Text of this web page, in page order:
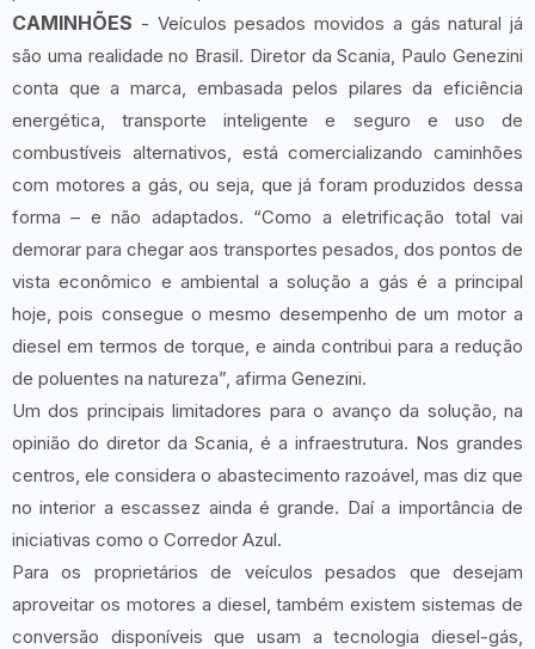
CAMINHÕES - Veículos pesados movidos a gás natural já
são uma realidade no Brasil. Diretor da Scania, Paulo Genezini
conta que a marca, embasada pelos pilares da eficiência
energética, transporte inteligente e seguro e uso de
combustíveis alternativos, está comercializando caminhões
com motores a gás, ou seja, que já foram produzidos dessa
forma – e não adaptados. “Como a eletrificação total vai
demorar para chegar aos transportes pesados, dos pontos de
vista econômico e ambiental a solução a gás é a principal
hoje, pois consegue o mesmo desempenho de um motor a
diesel em termos de torque, e ainda contribui para a redução
de poluentes na natureza”, afirma Genezini.
Um dos principais limitadores para o avanço da solução, na
opinião do diretor da Scania, é a infraestrutura. Nos grandes
centros, ele considera o abastecimento razoável, mas diz que
no interior a escassez ainda é grande. Daí a importância de
iniciativas como o Corredor Azul.
Para os proprietários de veículos pesados que desejam
aproveitar os motores a diesel, também existem sistemas de
conversão disponíveis que usam a tecnologia diesel-gás,